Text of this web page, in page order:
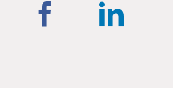
Facebook